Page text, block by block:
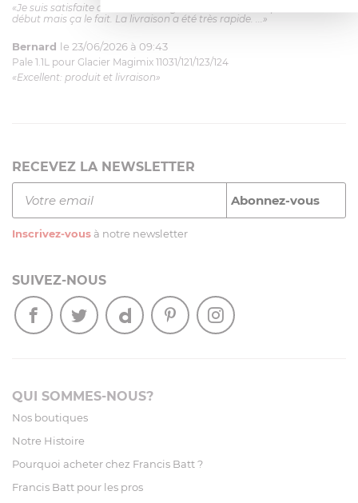
«Je suis satisfaite du couteau Magimix. L'écrou est un peu dur au
début mais ça le fait. La livraison a été très rapide. ...»
Bernard le 23/06/2026 à 09:43
Pale 1.1L pour Glacier Magimix 11031/121/123/124
«Excellent: produit et livraison»
RECEVEZ LA NEWSLETTER
Inscrivez-vous à notre newsletter
SUIVEZ-NOUS
QUI SOMMES-NOUS?
Nos boutiques
Notre Histoire
Pourquoi acheter chez Francis Batt ?
Francis Batt pour les pros